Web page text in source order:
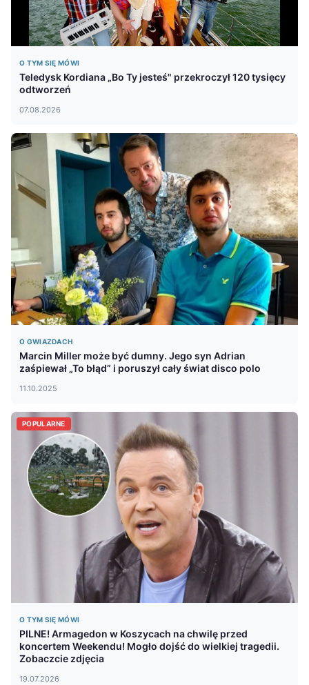
O TYM SIĘ MÓWI
Teledysk Kordiana „Bo Ty jesteś" przekroczył 120 tysięcy
odtworzeń
07.08.2026
O GWIAZDACH
Marcin Miller może być dumny. Jego syn Adrian
zaśpiewał „To błąd” i poruszył cały świat disco polo
11.10.2025
POPULARNE
O TYM SIĘ MÓWI
PILNE! Armagedon w Koszycach na chwilę przed
koncertem Weekendu! Mogło dojść do wielkiej tragedii.
Zobaczcie zdjęcia
19.07.2026